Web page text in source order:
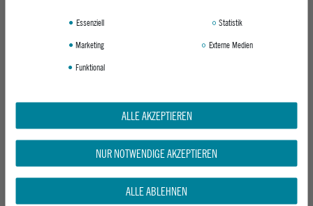
Store Deggendorf
Essenziell
Statistik
Marketing
Externe Medien
Funktional
ALLE AKZEPTIEREN
NUR NOTWENDIGE AKZEPTIEREN
ALLE ABLEHNEN